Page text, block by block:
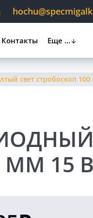
Контакты Еще ...
свет стробоскоп
15